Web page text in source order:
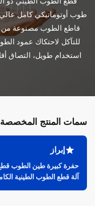
سمات المنتج المخصصة
إبراز
حفرة كبيرة طين الطوب
آلة قطع الطوب الطينية